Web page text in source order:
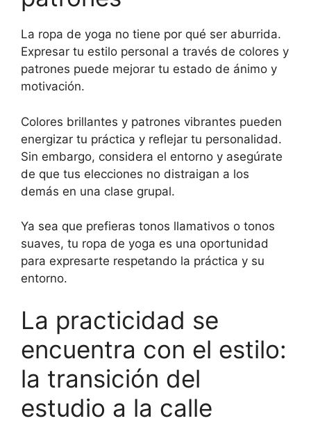
La ropa de yoga no tiene por qué ser aburrida.
Expresar tu estilo personal a través de colores y
patrones puede mejorar tu estado de ánimo y
motivación.
Colores brillantes y patrones vibrantes pueden
energizar tu práctica y reflejar tu personalidad.
Sin embargo, considera el entorno y asegúrate
de que tus elecciones no distraigan a los
demás en una clase grupal.
Ya sea que prefieras tonos llamativos o tonos
suaves, tu ropa de yoga es una oportunidad
para expresarte respetando la práctica y su
entorno.
La practicidad se
encuentra con el estilo:
la transición del
estudio a la calle